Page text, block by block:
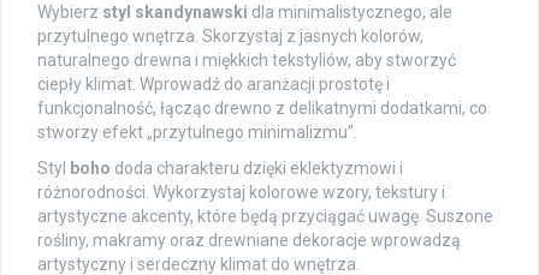
Wybierz styl skandynawski dla minimalistycznego, ale
przytulnego wnętrza. Skorzystaj z jasnych kolorów,
naturalnego drewna i miękkich tekstyliów, aby stworzyć
ciepły klimat. Wprowadź do aranżacji prostotę i
funkcjonalność, łącząc drewno z delikatnymi dodatkami, co
stworzy efekt „przytulnego minimalizmu”.
Styl boho doda charakteru dzięki eklektyzmowi i
różnorodności. Wykorzystaj kolorowe wzory, tekstury i
artystyczne akcenty, które będą przyciągać uwagę. Suszone
rośliny, makramy oraz drewniane dekoracje wprowadzą
artystyczny i serdeczny klimat do wnętrza.